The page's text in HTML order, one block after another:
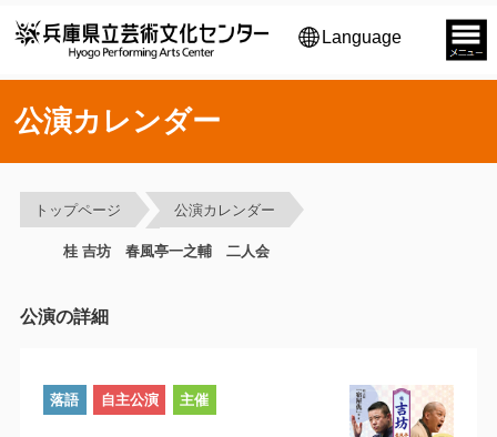
Language
公演カレンダー
トップページ 公演カレンダー
桂 吉坊 春風亭一之輔 二人会
公演の詳細
落語 自主公演 主催